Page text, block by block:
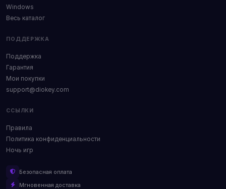
Windows
Весь каталог
ПОДДЕРЖКА
Поддержка
Гарантия
Мои покупки
support@diokey.com
ССЫЛКИ
Правила
Политика конфиденциальности
Ночь игр
Безопасная оплата
Мгновенная доставка